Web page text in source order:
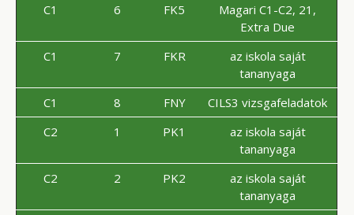
C1
6 FK5
Magari C1-C2, 21,
Extra Due
C1
7 FKR
az iskola saját
tananyaga
C1
8 FNY
CILS3 vizsgafeladatok
C2
1 PK1
az iskola saját
tananyaga
C2
2 PK2
az iskola saját
tananyaga